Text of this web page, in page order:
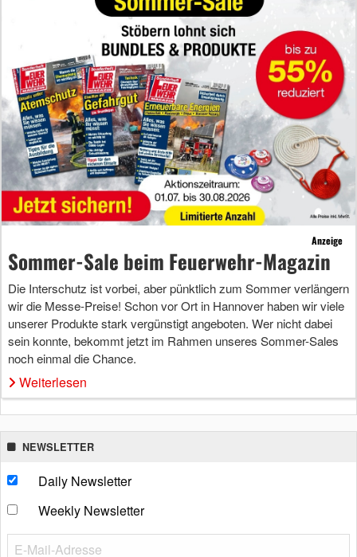
Anzeige
Sommer-Sale beim Feuerwehr-Magazin
Die Interschutz ist vorbei, aber pünktlich zum Sommer verlängern
wir die Messe-Preise! Schon vor Ort in Hannover haben wir viele
unserer Produkte stark vergünstigt angeboten. Wer nicht dabei
sein konnte, bekommt jetzt im Rahmen unseres Sommer-Sales
noch einmal die Chance.
Weiterlesen
NEWSLETTER
Daily Newsletter
Weekly Newsletter